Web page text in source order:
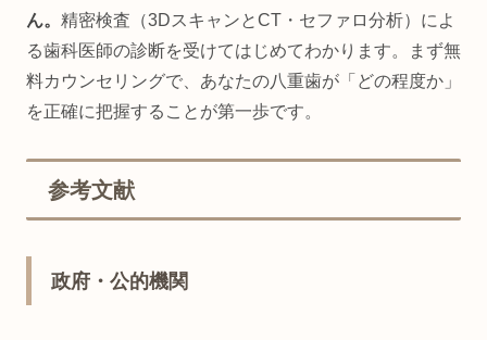
ん。 精密検査（3DスキャンとCT・セファロ分析）によ
る歯科医師の診断を受けてはじめてわかります。まず無
料カウンセリングで、あなたの八重歯が「どの程度か」
を正確に把握することが第一歩です。
参考文献
政府・公的機関